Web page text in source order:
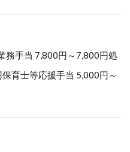
務手当 7,800円～7,800円処
育士等応援手当 5,000円～